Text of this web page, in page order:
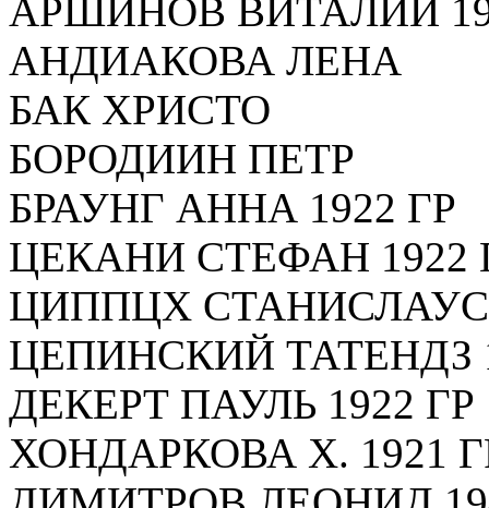
АРШИНОВ ВИТАЛИЙ
АНДИАКОВА ЛЕНА
БАК ХРИСТО
БОРОДИИН ПЕТР
БРАУНГ АННА 1922 ГР
ЦЕКАНИ СТЕФАН 1922
ЦИППЦХ СТАНИСЛАУС
ЦЕПИНСКИЙ ТАТЕНДЗ
ДЕКЕРТ ПАУЛЬ 1922 ГР
ХОНДАРКОВА Х. 1921